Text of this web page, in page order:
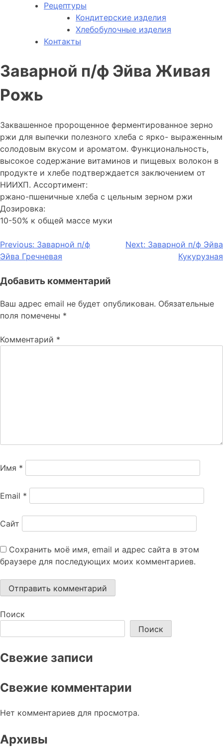
Рецептуры
Кондитерские изделия
Хлебобулочные изделия
Контакты
Заварной п/ф Эйва Живая
Рожь
Заквашенное пророщенное ферментированное зерно
ржи для выпечки полезного хлеба с ярко- выраженным
солодовым вкусом и ароматом. Функциональность,
высокое содержание витаминов и пищевых волокон в
продукте и хлебе подтверждается заключением от
НИИХП. Ассортимент:
ржано-пшеничные хлеба с цельным зерном ржи
Дозировка:
10-50% к общей массе муки
Навигация
по
записям
Previous: Заварной п/ф
Эйва Гречневая
Next: Заварной п/ф Эйва
Кукурузная
Добавить комментарий
Ваш адрес email не будет опубликован. Обязательные
поля помечены *
Комментарий *
Имя *
Email *
Сайт
Сохранить моё имя, email и адрес сайта в этом
браузере для последующих моих комментариев.
Поиск
Поиск
Свежие записи
Свежие комментарии
Нет комментариев для просмотра.
Архивы